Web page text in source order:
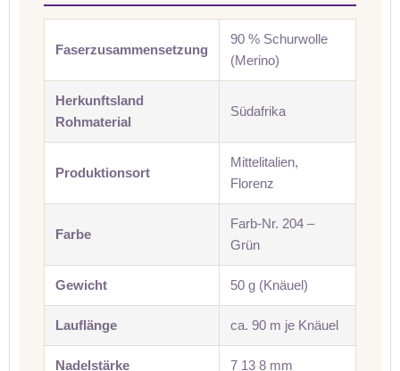
Faserzusammensetzung
90 % Schurwolle
(Merino)
Herkunftsland
Rohmaterial
Südafrika
Produktionsort
Mittelitalien,
Florenz
Farbe
Farb-Nr. 204 –
Grün
Gewicht 50 g (Knäuel)
Lauflänge ca. 90 m je Knäuel
Nadelstärke 7 13 8 mm